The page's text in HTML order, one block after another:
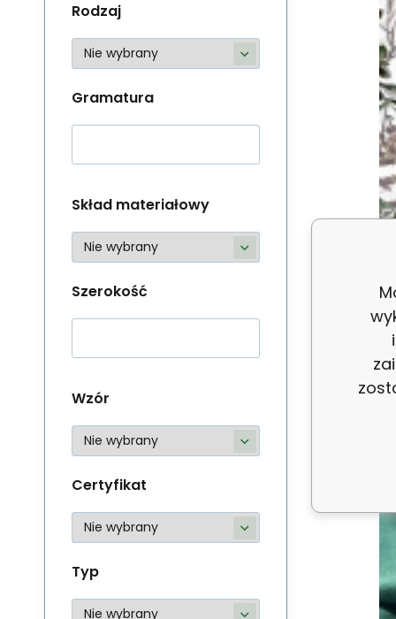
Rodzaj
Gramatura
Skład materiałowy
Szerokość
Wzór
Certyfikat
Typ